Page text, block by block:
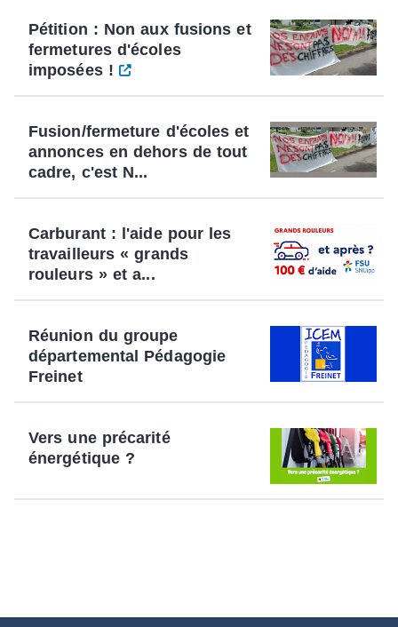
Pétition : Non aux fusions et
fermetures d'écoles
imposées !
Fusion/fermeture d'écoles et
annonces en dehors de tout
cadre, c'est N...
Carburant : l'aide pour les
travailleurs « grands
rouleurs » et a...
Réunion du groupe
départemental Pédagogie
Freinet
Vers une précarité
énergétique ?